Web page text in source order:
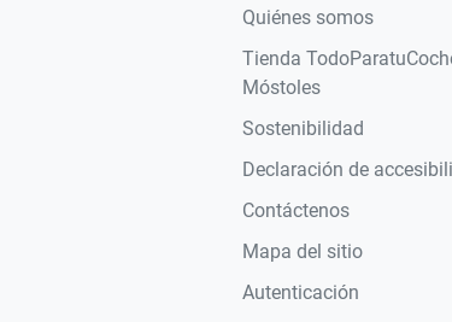
Quiénes somos
Tienda
Móstoles
Sostenibilidad
Declaración de
Contáctenos
Mapa del sitio
Autenticación